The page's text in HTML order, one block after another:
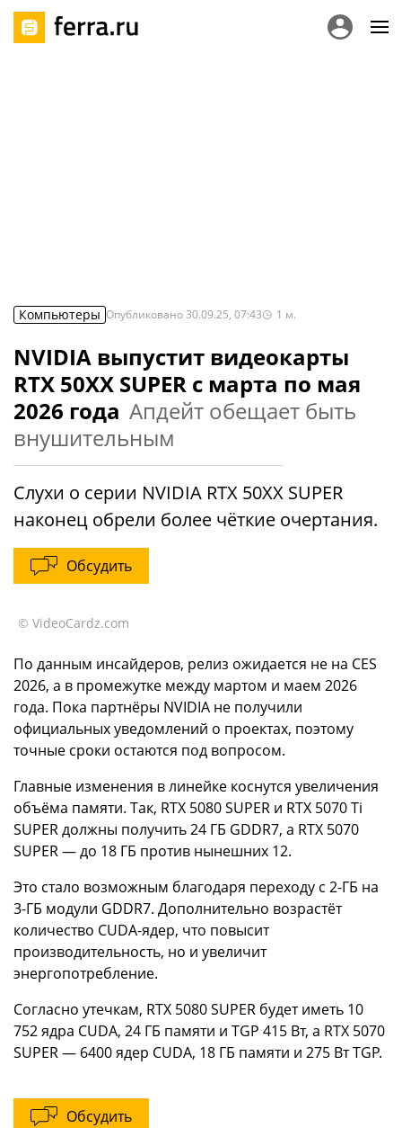
Компьютеры Опубликовано30.09.25, 07:43 1 м.
NVIDIA выпустит видеокарты
RTX 50XX SUPER с марта по мая
2026 года Апдейт обещает быть
внушительным
Слухи о серии NVIDIA RTX 50XX SUPER
наконец обрели более чёткие очертания.
Обсудить
© VideoCardz.com
По данным инсайдеров, релиз ожидается не на CES
2026, а в промежутке между мартом и маем 2026
года. Пока партнёры NVIDIA не получили
официальных уведомлений о проектах, поэтому
точные сроки остаются под вопросом.
Главные изменения в линейке коснутся увеличения
объёма памяти. Так, RTX 5080 SUPER и RTX 5070 Ti
SUPER должны получить 24 ГБ GDDR7, а RTX 5070
SUPER — до 18 ГБ против нынешних 12.
Это стало возможным благодаря переходу с 2-ГБ на
3-ГБ модули GDDR7. Дополнительно возрастёт
количество CUDA-ядер, что повысит
производительность, но и увеличит
энергопотребление.
Согласно утечкам, RTX 5080 SUPER будет иметь 10
752 ядра CUDA, 24 ГБ памяти и TGP 415 Вт, а RTX 5070
SUPER — 6400 ядер CUDA, 18 ГБ памяти и 275 Вт TGP.
Обсудить